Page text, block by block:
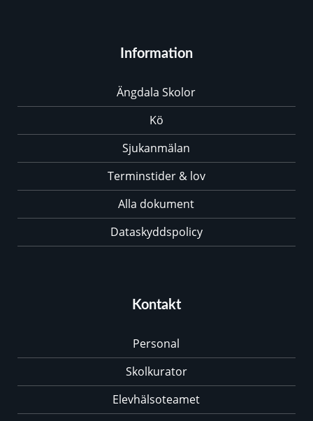
Information
Ängdala Skolor
Kö
Sjukanmälan
Terminstider & lov
Alla dokument
Dataskyddspolicy
Kontakt
Personal
Skolkurator
Elevhälsoteamet